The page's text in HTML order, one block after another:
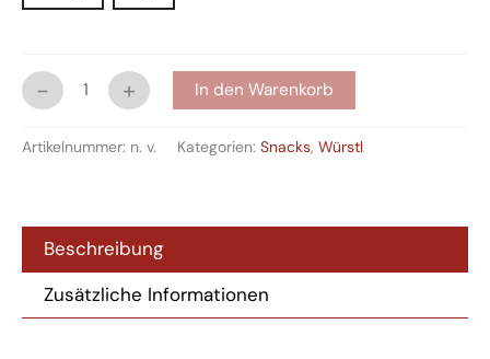
- + In den Warenkorb
Artikelnummer: n. v. Kategorien: Snacks, Würstl
Beschreibung
Zusätzliche Informationen